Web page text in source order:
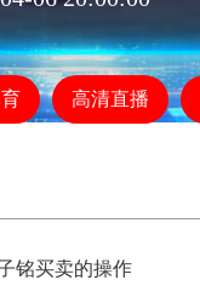
高清直播
铭买卖的操作